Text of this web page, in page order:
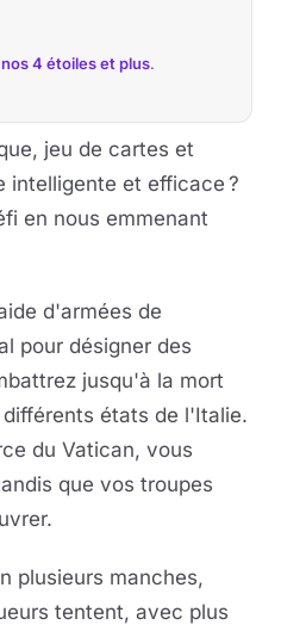
nos 4 étoiles et plus.
jeu de cartes et
intelligente et efficace ?
en nous emmenant
d'armées de
pour désigner des
jusqu'à la mort
états de l'Italie.
du Vatican, vous
que vos troupes
plusieurs manches,
tentent, avec plus